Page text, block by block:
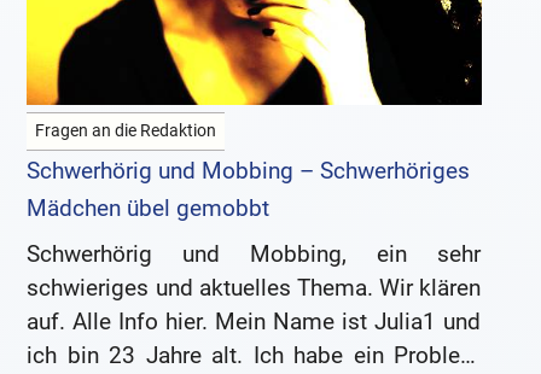
Fragen an die Redaktion
Schwerhörig und Mobbing – Schwerhöriges
Mädchen übel gemobbt
Schwerhörig und Mobbing, ein sehr
schwieriges und aktuelles Thema. Wir klären
auf. Alle Info hier. Mein Name ist Julia1 und
ich bin 23 Jahre alt. Ich habe ein Problem